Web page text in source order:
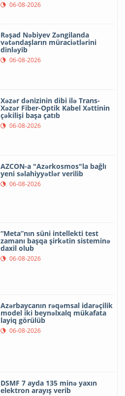
06-08-2026
Rəşad Nəbiyev Zəngilanda
vətəndaşların müraciətlərini
dinləyib
06-08-2026
Xəzər dənizinin dibi ilə Trans-
Xəzər Fiber-Optik Kabel Xəttinin
çəkilişi başa çatıb
06-08-2026
AZCON-a "Azərkosmos"la bağlı
yeni səlahiyyətlər verilib
06-08-2026
“Meta”nın süni intellekti test
zamanı başqa şirkətin sisteminə
daxil olub
06-08-2026
Azərbaycanın rəqəmsal idarəçilik
model iki beynəlxalq mükafata
layiq görülüb
06-08-2026
DSMF 7 ayda 135 minə yaxın
elektron arayış verib